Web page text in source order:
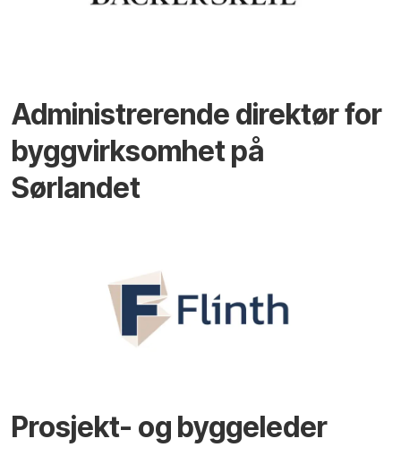
Administrerende direktør for
byggvirksomhet på
Sørlandet
Prosjekt- og byggeleder